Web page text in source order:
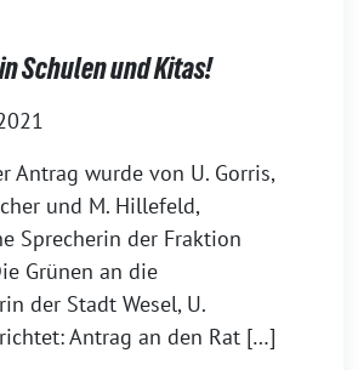
Schulen und Kitas!
Antrag wurde von U. Gorris,
und M. Hillefeld,
Sprecherin der Fraktion
Grünen an die
der Stadt Wesel, U.
Antrag an den Rat […]